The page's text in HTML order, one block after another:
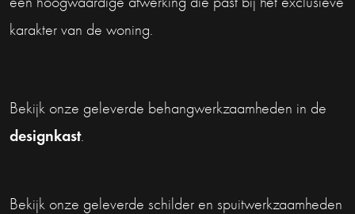
karakter van de woning.
Bekijk onze geleverde behangwerkzaamheden in de
designkast.
Bekijk onze geleverde schilder en spuitwerkzaamheden